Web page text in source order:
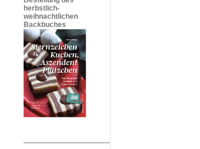
herbstlich-
weihnachtlichen
Backbuches